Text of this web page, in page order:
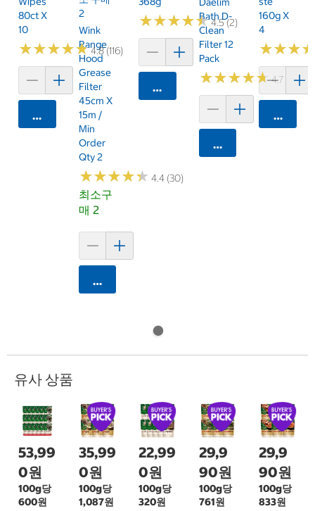
80ct X
10
★★★★★
★★★★★4.8 (116)
카트에 담기
2
Wink
Range
Hood
Grease
Filter
45cm X
15m /
Min
Order
Qty 2
★★★★★
★★★★★ 4.4 (30)
최소구
매 2
카트에 담기
★★★★★
★★★★★4.5 (2)
카트에 담기
Bath D-
Clean
Filter 12
Pack
★★★★★
★★★★★4.7 (118)
카트에 담기
160g X
4
★★★
★★★
카트에
유사 상품
53,99
0원
100g당
600원
35,99
0원
100g당
1,087원
22,99
0원
100g당
320원
29,9
90원
100g당
761원
29,9
90원
100g당
833원